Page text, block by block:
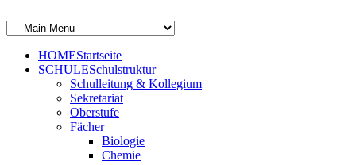
HOMEStartseite
SCHULESchulstruktur
Schulleitung & Kollegium
Sekretariat
Oberstufe
Fächer
Biologie
Chemie